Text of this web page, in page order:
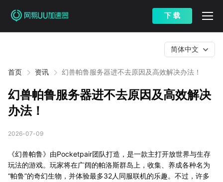
下 载
首页 资讯 幻兽帕鲁服务器进不去原因及高效解决办法！
简体中文
幻兽帕鲁服务器进不去原因及高效解决
办法！
2026-07-09
《幻兽帕鲁》由Pocketpair团队打造，是一款主打开放世界与生存
玩法的游戏。玩家将在广阔的帕洛斯群岛上，收集、养成各种名为
“帕鲁”的奇幻生物，并体验最多32人同服联机的乐趣。不过，许多